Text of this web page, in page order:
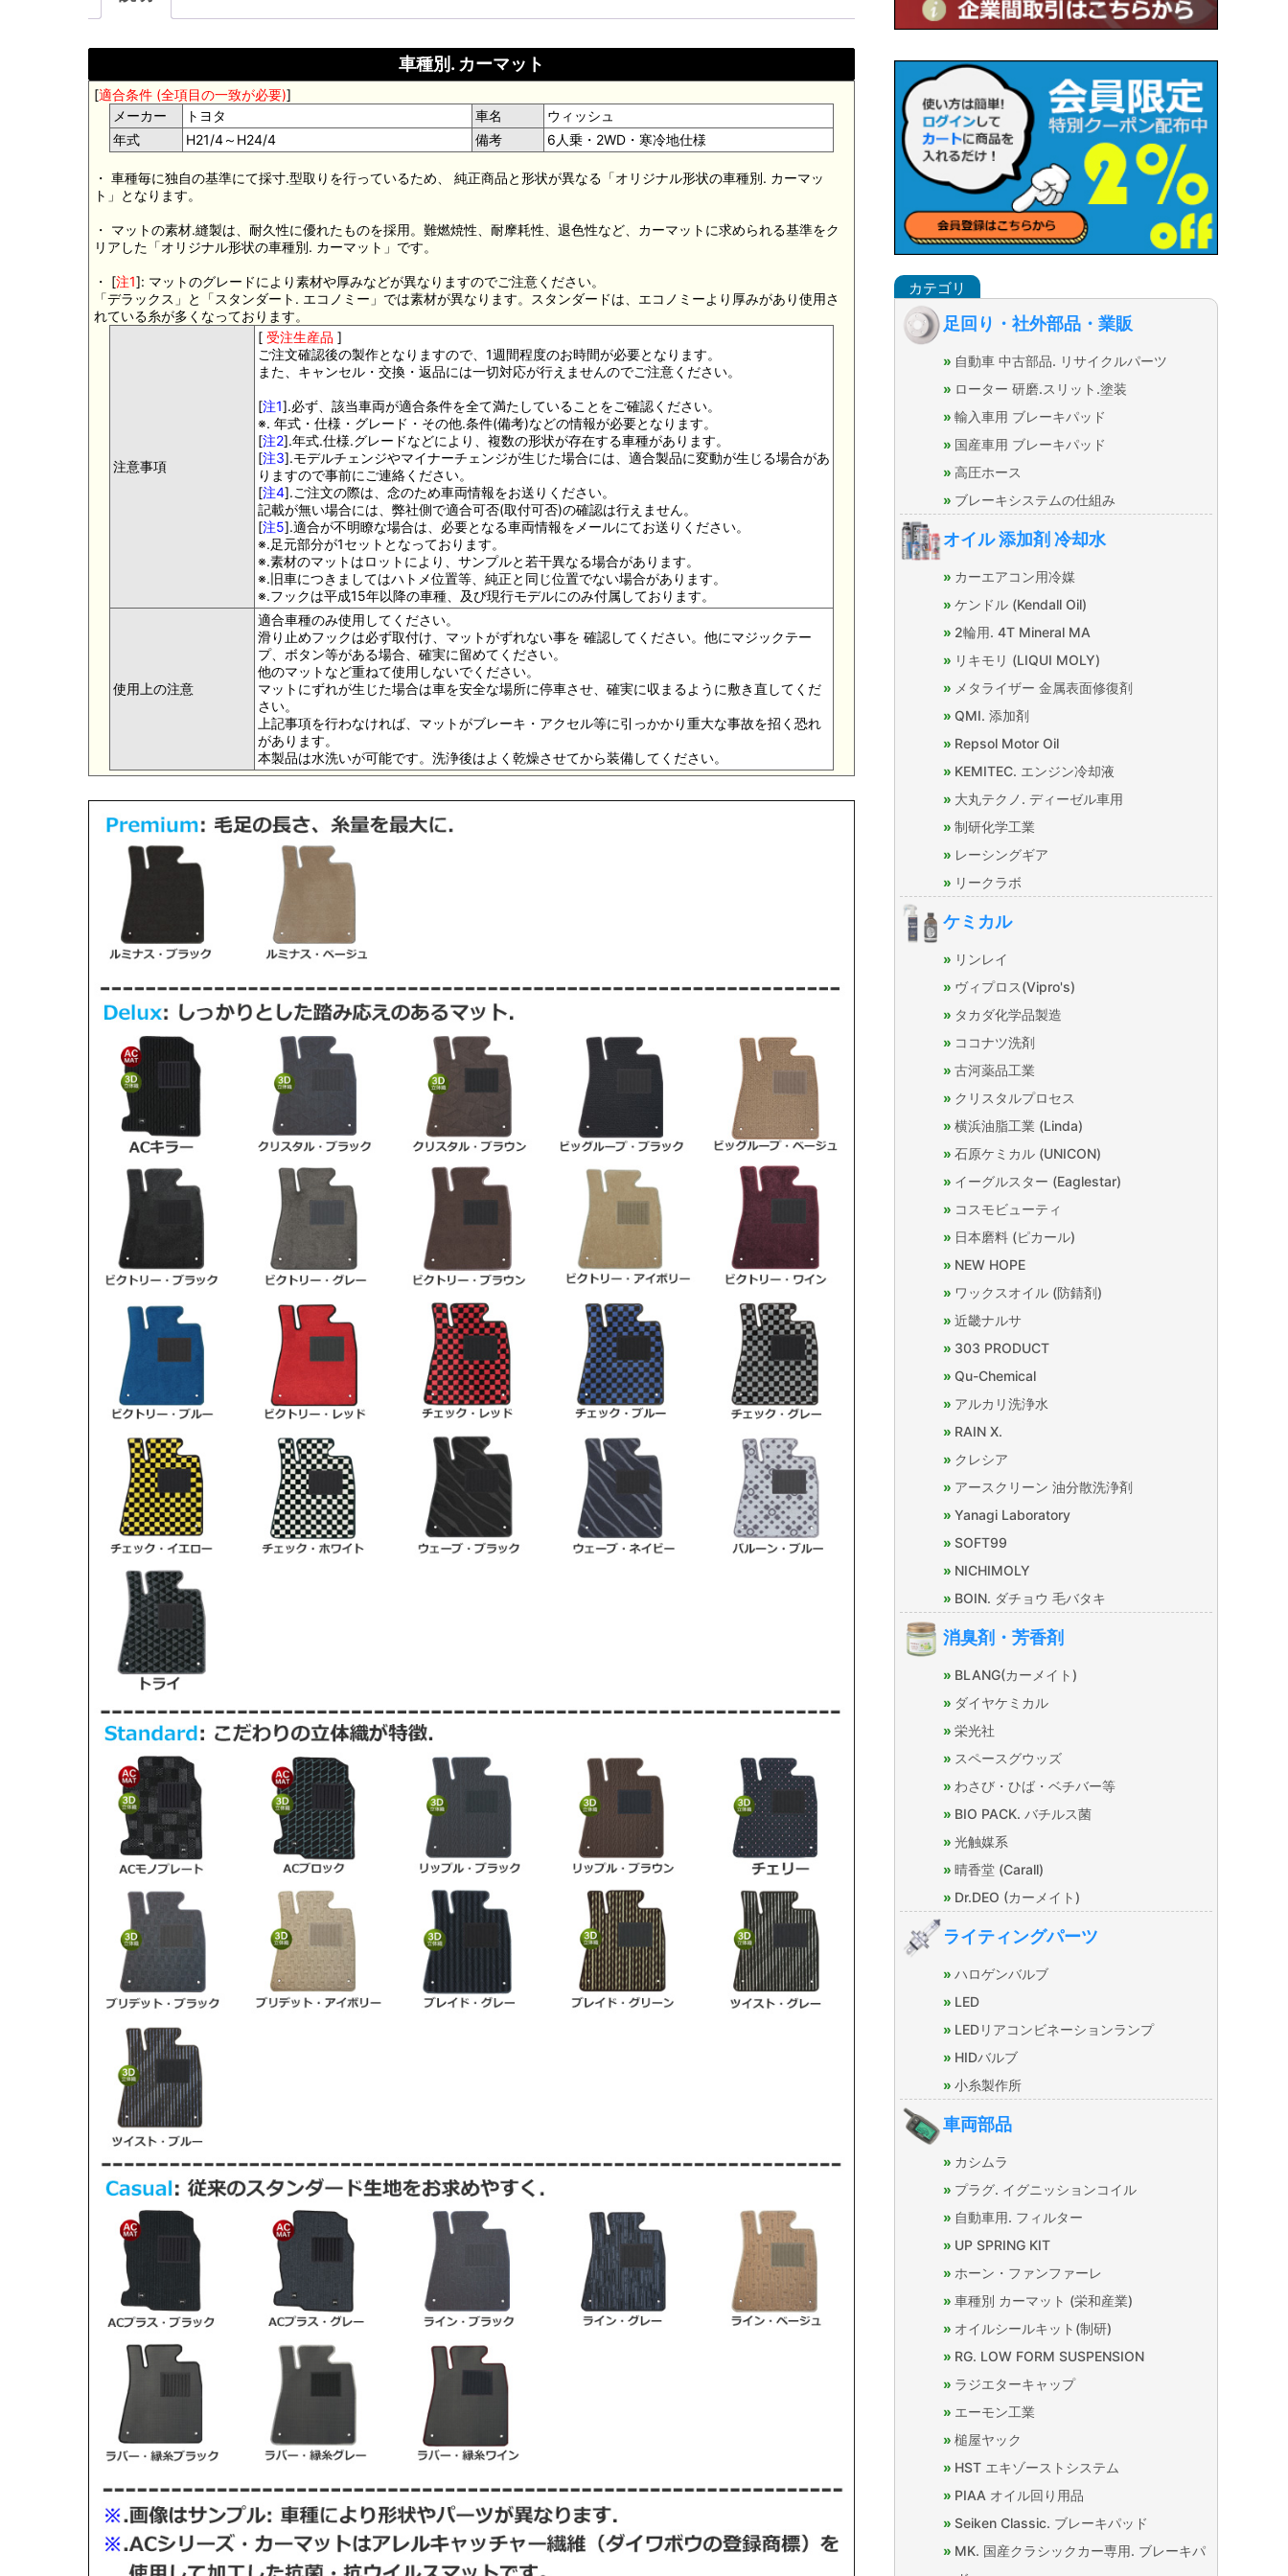
車種別. カーマット
[適合条件 (全項目の一致が必要)]
メーカー
トヨタ 車名
ウィッシュ
年式
H21/4～H24/4 備考 6人乗・2WD・寒冷地仕様
・ 車種毎に独自の基準にて採寸.型取りを行っているため、 純正商品と形状が異なる「オリジナル形状の車種別. カーマッ
ト」となります。
・ マットの素材.縫製は、耐久性に優れたものを採用。難燃焼性、耐摩耗性、退色性など、カーマットに求められる基準をク
リアした「オリジナル形状の車種別. カーマット」です。
・ [注1]: マットのグレードにより素材や厚みなどが異なりますのでご注意ください。
「デラックス」と「スタンダート. エコノミー」では素材が異なります。スタンダードは、エコノミーより厚みがあり使用さ
れている糸が多くなっております。
注意事項
[ 受注生産品 ]
ご注文確認後の製作となりますので、1週間程度のお時間が必要となります。
また、キャンセル・交換・返品には一切対応が行えませんのでご注意ください。
[注1].必ず、該当車両が適合条件を全て満たしていることをご確認ください。
※. 年式・仕様・グレード・その他.条件(備考)などの情報が必要となります。
[注2].年式.仕様.グレードなどにより、複数の形状が存在する車種があります。
[注3].モデルチェンジやマイナーチェンジが生じた場合には、適合製品に変動が生じる場合があ
りますので事前にご連絡ください。
[注4].ご注文の際は、念のため車両情報をお送りください。
記載が無い場合には、弊社側で適合可否(取付可否)の確認は行えません。
[注5].適合が不明瞭な場合は、必要となる車両情報をメールにてお送りください。
※.足元部分が1セットとなっております。
※.素材のマットはロットにより、サンプルと若干異なる場合があります。
※.旧車につきましてはハトメ位置等、純正と同じ位置でない場合があります。
※.フックは平成15年以降の車種、及び現行モデルにのみ付属しております。
使用上の注意
適合車種のみ使用してください。
滑り止めフックは必ず取付け、マットがずれない事を 確認してください。他にマジックテー
プ、ボタン等がある場合、確実に留めてください。
他のマットなど重ねて使用しないでください。
マットにずれが生じた場合は車を安全な場所に停車させ、確実に収まるように敷き直してくだ
さい。
上記事項を行わなければ、マットがブレーキ・アクセル等に引っかかり重大な事故を招く恐れ
があります。
本製品は水洗いが可能です。洗浄後はよく乾燥させてから装備してください。
足回り・社外部品・業販
自動車 中古部品. リサイクルパーツ
ローター 研磨.スリット.塗装
輸入車用 ブレーキパッド
国産車用 ブレーキパッド
高圧ホース
ブレーキシステムの仕組み
オイル 添加剤 冷却水
カーエアコン用冷媒
ケンドル (Kendall Oil)
2輪用. 4T Mineral MA
リキモリ (LIQUI MOLY)
メタライザー 金属表面修復剤
QMI. 添加剤
Repsol Motor Oil
KEMITEC. エンジン冷却液
大丸テクノ. ディーゼル車用
制研化学工業
レーシングギア
リークラボ
ケミカル
リンレイ
ヴィプロス(Vipro's)
タカダ化学品製造
ココナツ洗剤
古河薬品工業
クリスタルプロセス
横浜油脂工業 (Linda)
石原ケミカル (UNICON)
イーグルスター (Eaglestar)
コスモビューティ
日本磨料 (ピカール)
NEW HOPE
ワックスオイル (防錆剤)
近畿ナルサ
303 PRODUCT
Qu-Chemical
アルカリ洗浄水
RAIN X.
クレシア
アースクリーン 油分散洗浄剤
Yanagi Laboratory
SOFT99
NICHIMOLY
BOIN. ダチョウ 毛バタキ
消臭剤・芳香剤
BLANG(カーメイト)
ダイヤケミカル
栄光社
スペースグウッズ
わさび・ひば・ベチバー等
BIO PACK. バチルス菌
光触媒系
晴香堂 (Carall)
Dr.DEO (カーメイト)
ライティングパーツ
ハロゲンバルブ
LED
LEDリアコンビネーションランプ
HIDバルブ
小糸製作所
車両部品
カシムラ
プラグ. イグニッションコイル
自動車用. フィルター
UP SPRING KIT
ホーン・ファンファーレ
車種別 カーマット (栄和産業)
オイルシールキット(制研)
RG. LOW FORM SUSPENSION
ラジエターキャップ
エーモン工業
槌屋ヤック
HST エキゾーストシステム
PIAA オイル回り用品
Seiken Classic. ブレーキパッド
MK. 国産クラシックカー専用. ブレーキパ